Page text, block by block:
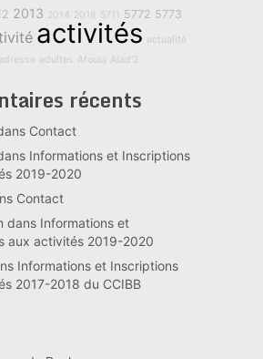
2013 2014 2018 5711 5772 5773
activités actualité
adresse adultes Afoula Alad'2
récents
Contact
Informations et Inscriptions
2019-2020
Contact
dans Informations et
aux activités 2019-2020
Informations et Inscriptions
2017-2018 du CCIBB